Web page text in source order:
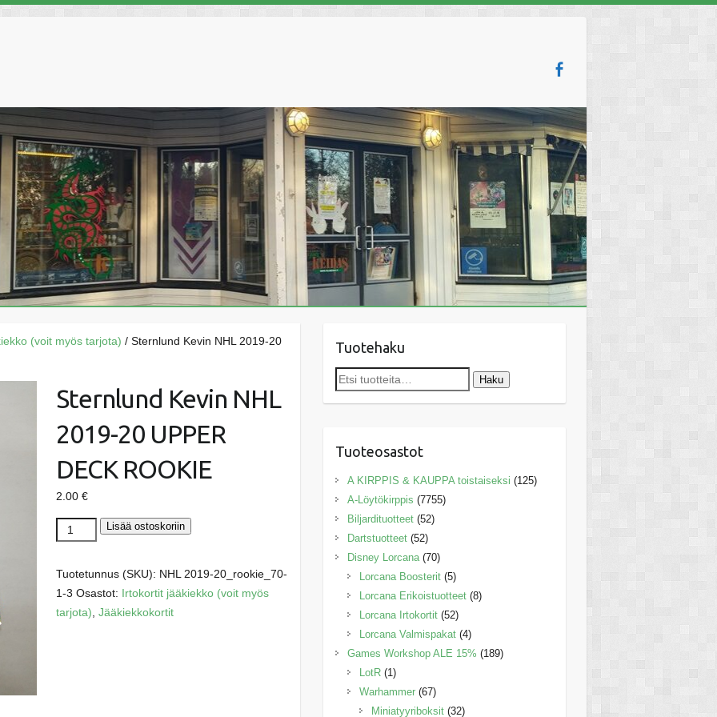
(voit myös tarjota) / Sternlund Kevin NHL 2019-20
Sternlund Kevin NHL
2019-20 UPPER
DECK ROOKIE
2.00 €
Sternlund
Kevin
UPPER
Lisää ostoskoriin
Tuotetunnus (SKU): NHL 2019-20_rookie_70-
1-3 Osastot: Irtokortit jääkiekko (voit myös
tarjota), Jääkiekkokortit
Tuotehaku
Etsi: Haku
Tuoteosastot
A KIRPPIS & KAUPPA toistaiseksi (125)
A-Löytökirppis (7755)
Biljardituotteet (52)
Dartstuotteet (52)
Disney Lorcana (70)
Lorcana Boosterit (5)
Lorcana Erikoistuotteet (8)
Lorcana Irtokortit (52)
Lorcana Valmispakat (4)
Games Workshop ALE 15% (189)
LotR (1)
Warhammer (67)
Miniatyyriboksit (32)